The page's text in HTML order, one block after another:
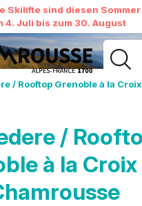
Skilifte sind diesen Sommer
4. Juli bis zum 30. August
MEIN
ANSEHEN
/ Rooftop Grenoble à la
/
à la Croix